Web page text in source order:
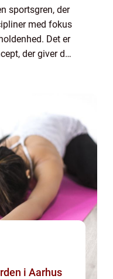
sportsgren, der
med fokus
Det er
der giver de
i Aarhus